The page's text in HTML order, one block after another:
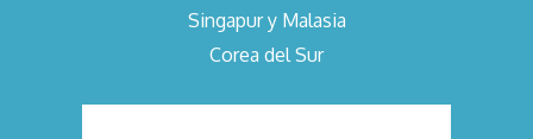
Singapur y Malasia
Corea del Sur